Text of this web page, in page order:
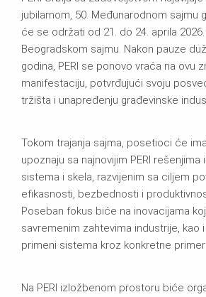
jubilarnom, 50. Međunarodnom sajmu
će se održati od 21. do 24. aprila
Beogradskom sajmu. Nakon pauze
godina, PERI se ponovo vraća na ovu
manifestaciju, potvrđujući svoju
tržišta i unapređenju građevinske
Tokom trajanja sajma, posetioci će
upoznaju sa najnovijim PERI
sistema i skela, razvijenim sa ciljem
efikasnosti, bezbednosti i
Poseban fokus biće na inovacijama
savremenim zahtevima industrije, kao
primeni sistema kroz konkretne
Na PERI izložbenom prostoru biće